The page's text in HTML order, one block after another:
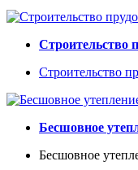
Строительство
Строительство
Бесшовное
Бесшовное